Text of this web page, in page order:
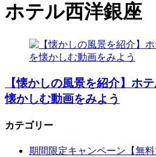
ホテル西洋銀座
【懐かしの風景を紹介】ホ
懐かしむ動画をみよう
カテゴリー
期間限定キャンペーン【無料